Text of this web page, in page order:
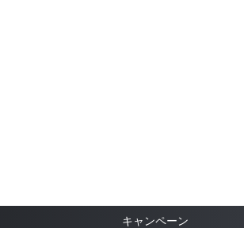
キャンペーン